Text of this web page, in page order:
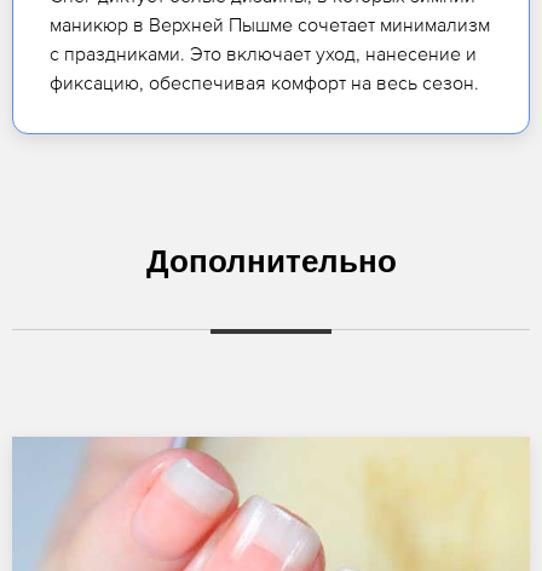
маникюр в Верхней Пышме сочетает минимализм
с праздниками. Это включает уход, нанесение и
фиксацию, обеспечивая комфорт на весь сезон.
Дополнительно